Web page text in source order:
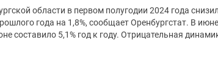
области в первом полугодии 2024 года
года на 1,8%, сообщает Оренбургстат. В июне
год к году. Отрицательная динамика